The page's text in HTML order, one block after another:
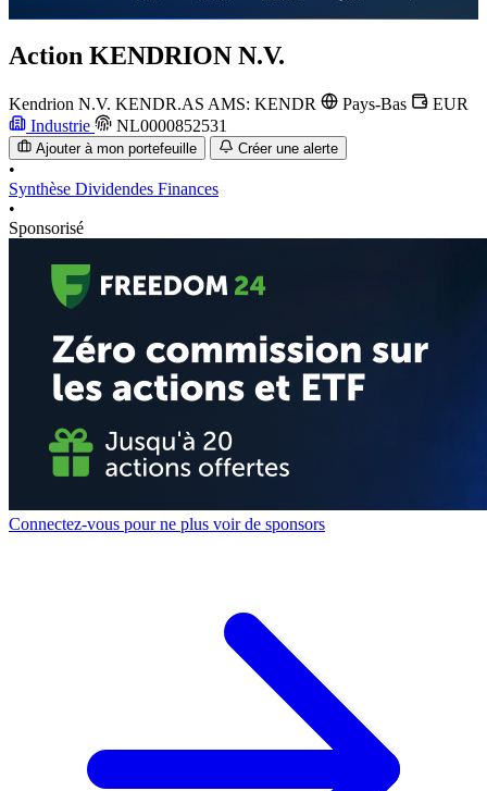
Action KENDRION N.V.
Kendrion N.V. KENDR.AS AMS: KENDR Pays-Bas
EUR
Industrie
NL0000852531
Ajouter à mon portefeuille Créer une alerte
•
Synthèse Dividendes Finances
•
Sponsorisé
Connectez-vous pour ne plus voir de sponsors